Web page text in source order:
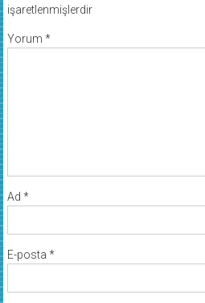
işaretlenmişlerdir
Yorum *
Ad *
E-posta *